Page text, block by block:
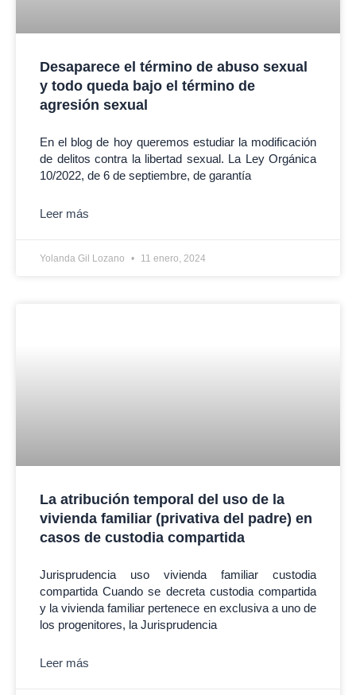
Desaparece el término de abuso sexual
y todo queda bajo el término de
agresión sexual
En el blog de hoy queremos estudiar la modificación
de delitos contra la libertad sexual. La Ley Orgánica
10/2022, de 6 de septiembre, de garantía
Leer más
Yolanda Gil Lozano 11 enero, 2024
La atribución temporal del uso de la
vivienda familiar (privativa del padre) en
casos de custodia compartida
Jurisprudencia uso vivienda familiar custodia
compartida Cuando se decreta custodia compartida
y la vivienda familiar pertenece en exclusiva a uno de
los progenitores, la Jurisprudencia
Leer más